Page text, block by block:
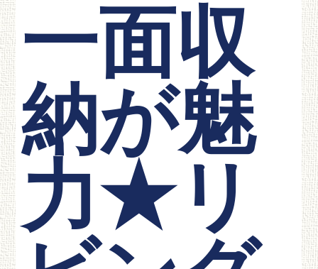
一面収
納が魅
力★リ